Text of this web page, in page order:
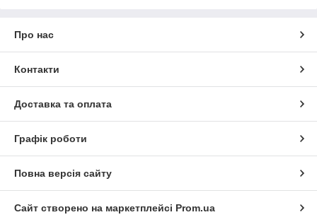
Про нас
Контакти
Доставка та оплата
Графік роботи
Повна версія сайту
Сайт створено на маркетплейсі Prom.ua